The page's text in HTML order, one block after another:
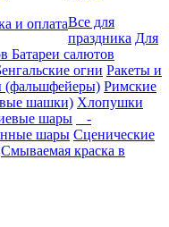
и оплатаВсе для
праздника Для
Батареи салютов
огни Ракеты и
(фальшфейеры) Римские
шашки) Хлопушки
шары
-
шары Сценические
Смываемая краска в